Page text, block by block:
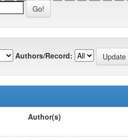
Authors/Record:
Author(s)